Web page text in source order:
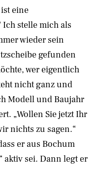
eine
Ich stelle mich als
wieder sein
gefunden
wer eigentlich
nicht ganz und
Modell und Baujahr
„Wollen Sie jetzt Ihr
nichts zu sagen.“
er aus Bochum
aktiv sei. Dann legt er